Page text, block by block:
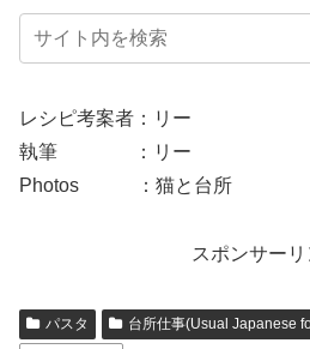
レシピ考案者：リー
執筆 ：リー
Photos ：猫と台所
スポンサーリ
パスタ 台所仕事(Usual Japanese